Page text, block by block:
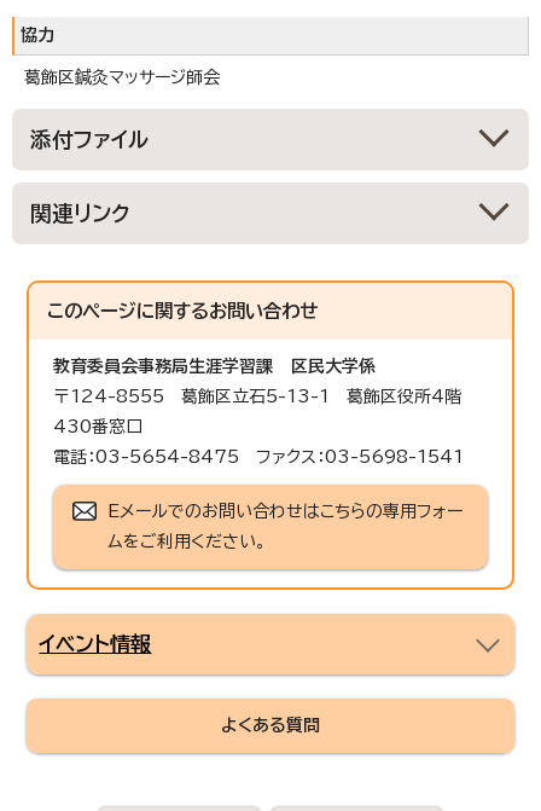
協力
葛飾区鍼灸マッサージ師会
添付ファイル
関連リンク
このページに関するお問い合わせ
教育委員会事務局生涯学習課
区民大学係
〒124-8555 葛飾区立石5-13-1 葛飾区役所4階
430番窓口
電話：03-5654-8475 ファクス：03-5698-1541
Eメールでのお問い合わせはこちらの専用フォー
ムをご利用ください。
イベント情報
よくある質問